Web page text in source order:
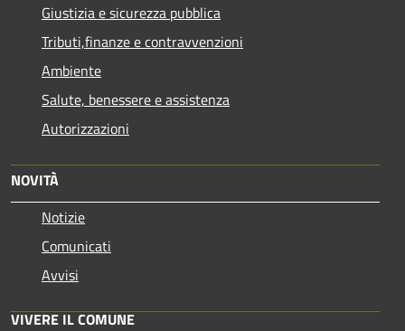
Giustizia e sicurezza pubblica
Tributi,finanze e contravvenzioni
Ambiente
Salute, benessere e assistenza
Autorizzazioni
NOVITÀ
Notizie
Comunicati
Avvisi
VIVERE IL COMUNE